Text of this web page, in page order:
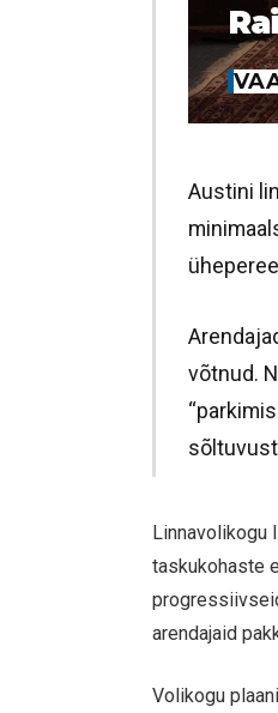
Austini
võtnud.
Linnavolikogu
taskukohaste
arendajaid
Volikogu